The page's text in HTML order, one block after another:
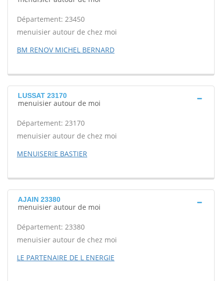
Département: 23450
menuisier autour de chez moi
BM RENOV MICHEL BERNARD
LUSSAT 23170
menuisier autour de moi
Département: 23170
menuisier autour de chez moi
MENUISERIE BASTIER
AJAIN 23380
menuisier autour de moi
Département: 23380
menuisier autour de chez moi
LE PARTENAIRE DE L ENERGIE